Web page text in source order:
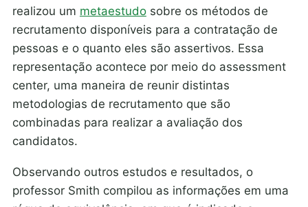
realizou um metaestudosobre os métodos de
recrutamento disponíveis para a contratação de
pessoas e o quanto eles são assertivos. Essa
representação acontece por meio do assessment
center, uma maneira de reunir distintas
metodologias de recrutamento que são
combinadas para realizar a avaliação dos
candidatos.
Observando outros estudos e resultados, o
professor Smith compilou as informações em uma